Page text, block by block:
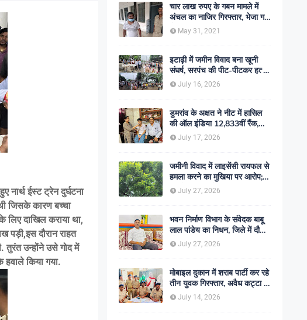
नार्थ ईस्ट ट्रेन दुर्घटना
जिसके कारण बच्चा
लिए दाखिल कराया था,
पड़ी,इस दौरान राहत
तुरंत उन्होंने उसे गोद में
किया गया.
चार लाख रुपए के गबन मामले में
अंचल का नाजिर गिरफ्तार, भेजा गया
जेल- sent jail
May 31, 2021
इटाढ़ी में जमीन विवाद बना खूनी
संघर्ष, सरपंच की पीट-पीटकर हत्या;
दो बेटे घायल, सड़क जाम
July 16, 2026
डुमरांव के अक्षत ने नीट में हासिल
की ऑल इंडिया 12,833वीं रैंक,
ऑनलाइन पढ़ाई से रचा सफलता का
इतिहास
July 17, 2026
जमीनी विवाद में लाइसेंसी रायफल से
हमला करने का मुखिया पर आरोप;
मामले की जांच में जुटी पुलिस
July 27, 2026
भवन निर्माण विभाग के संवेदक बाबू
लाल पांडेय का निधन, जिले में दौड़ी
शोक की लहर
July 27, 2026
मोबाइल दुकान में शराब पार्टी कर रहे
तीन युवक गिरफ्तार, अवैध कट्टा व
कारतूस बरामद
July 14, 2026